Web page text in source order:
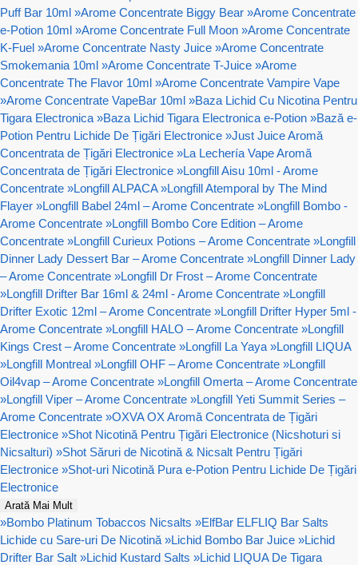
Puff Bar 10ml »Arome Concentrate Biggy Bear »Arome Concentrate
e-Potion 10ml »Arome Concentrate Full Moon »Arome Concentrate
K-Fuel »Arome Concentrate Nasty Juice »Arome Concentrate
Smokemania 10ml »Arome Concentrate T-Juice »Arome
Concentrate The Flavor 10ml »Arome Concentrate Vampire Vape
»Arome Concentrate VapeBar 10ml »Baza Lichid Cu Nicotina Pentru
Tigara Electronica »Baza Lichid Tigara Electronica e-Potion »Bază e-
Potion Pentru Lichide De Țigări Electronice »Just Juice Aromă
Concentrata de Țigări Electronice »La Lechería Vape Aromă
Concentrata de Țigări Electronice »Longfill Aisu 10ml - Arome
Concentrate »Longfill ALPACA »Longfill Atemporal by The Mind
Flayer »Longfill Babel 24ml – Arome Concentrate »Longfill Bombo -
Arome Concentrate »Longfill Bombo Core Edition – Arome
Concentrate »Longfill Curieux Potions – Arome Concentrate »Longfill
Dinner Lady Dessert Bar – Arome Concentrate »Longfill Dinner Lady
– Arome Concentrate »Longfill Dr Frost – Arome Concentrate
»Longfill Drifter Bar 16ml & 24ml - Arome Concentrate »Longfill
Drifter Exotic 12ml – Arome Concentrate »Longfill Drifter Hyper 5ml -
Arome Concentrate »Longfill HALO – Arome Concentrate »Longfill
Kings Crest – Arome Concentrate »Longfill La Yaya »Longfill LIQUA
»Longfill Montreal »Longfill OHF – Arome Concentrate »Longfill
Oil4vap – Arome Concentrate »Longfill Omerta – Arome Concentrate
»Longfill Viper – Arome Concentrate »Longfill Yeti Summit Series –
Arome Concentrate »OXVA OX Aromă Concentrata de Țigări
Electronice »Shot Nicotină Pentru Țigări Electronice (Nicshoturi si
Nicsalturi) »Shot Săruri de Nicotină & Nicsalt Pentru Țigări
Electronice »Shot-uri Nicotină Pura e-Potion Pentru Lichide De Țigări
Electronice
Arată Mai Mult
»Bombo Platinum Tobaccos Nicsalts »ElfBar ELFLIQ Bar Salts
Lichide cu Sare-uri De Nicotină »Lichid Bombo Bar Juice »Lichid
Drifter Bar Salt »Lichid Kustard Salts »Lichid LIQUA De Tigara